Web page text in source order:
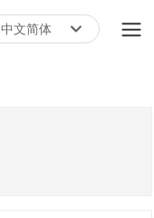
中文简体